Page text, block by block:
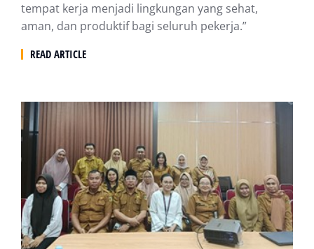
tempat kerja menjadi lingkungan yang sehat,
aman, dan produktif bagi seluruh pekerja.”
READ ARTICLE